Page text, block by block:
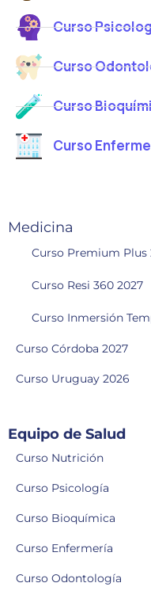
Curso
Curso
Curso
Curso
Medicina
Curso Premium Plus
Curso Resi 360 2027
Curso Inmersión
Curso Córdoba 2027
Curso Uruguay 2026
Equipo de Salud
Curso Nutrición
Curso Psicología
Curso Bioquímica
Curso Enfermería
Curso Odontología